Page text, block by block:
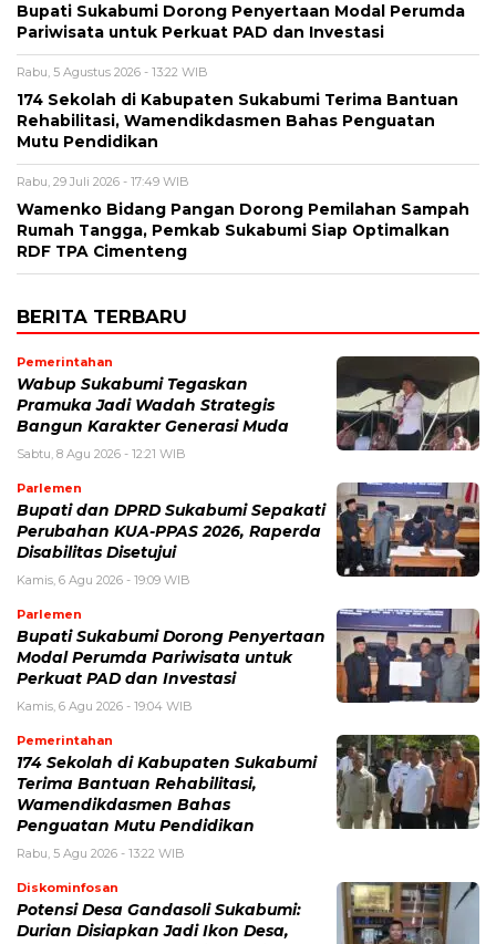
Bupati Sukabumi Dorong Penyertaan Modal Perumda
Pariwisata untuk Perkuat PAD dan Investasi
Rabu, 5 Agustus 2026 - 13:22 WIB
174 Sekolah di Kabupaten Sukabumi Terima Bantuan
Rehabilitasi, Wamendikdasmen Bahas Penguatan
Mutu Pendidikan
Rabu, 29 Juli 2026 - 17:49 WIB
Wamenko Bidang Pangan Dorong Pemilahan Sampah
Rumah Tangga, Pemkab Sukabumi Siap Optimalkan
RDF TPA Cimenteng
BERITA TERBARU
Pemerintahan
Wabup Sukabumi Tegaskan
Pramuka Jadi Wadah Strategis
Bangun Karakter Generasi Muda
Sabtu, 8 Agu 2026 - 12:21 WIB
Parlemen
Bupati dan DPRD Sukabumi Sepakati
Perubahan KUA-PPAS 2026, Raperda
Disabilitas Disetujui
Kamis, 6 Agu 2026 - 19:09 WIB
Parlemen
Bupati Sukabumi Dorong Penyertaan
Modal Perumda Pariwisata untuk
Perkuat PAD dan Investasi
Kamis, 6 Agu 2026 - 19:04 WIB
Pemerintahan
174 Sekolah di Kabupaten Sukabumi
Terima Bantuan Rehabilitasi,
Wamendikdasmen Bahas
Penguatan Mutu Pendidikan
Rabu, 5 Agu 2026 - 13:22 WIB
Diskominfosan
Potensi Desa Gandasoli Sukabumi:
Durian Disiapkan Jadi Ikon Desa,